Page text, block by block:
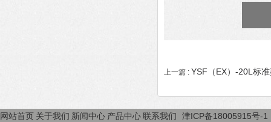
上一篇 : YSF（EX）-20L标
网站首页 关于我们 新闻中心 产品中心联系我们 津ICP备18005915号-1